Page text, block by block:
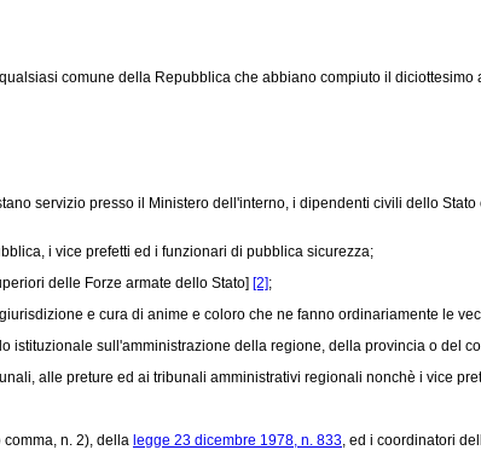
comune della Repubblica che abbiano compiuto il diciottesimo
servizio presso il Ministero dell'interno, i dipendenti civili dello
i vice prefetti ed i funzionari di pubblica sicurezza;
delle Forze armate dello Stato] [2];
e cura di anime e coloro che ne fanno ordinariamente le
sull'amministrazione della regione, della provincia o del
alle preture ed ai tribunali amministrativi regionali nonchè i vice
n. 2), della legge 23 dicembre 1978, n. 833, ed i coordinatori